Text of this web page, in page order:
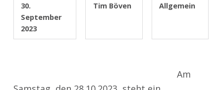
30.
September
2023
Tim Böven Allgemein
Am